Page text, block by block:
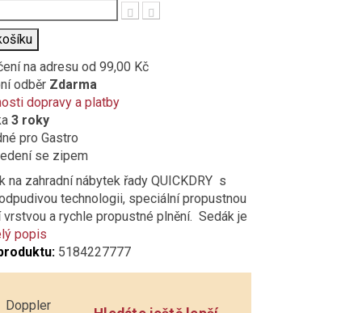
na adresu od 99,00 Kč
odběr Zdarma
dopravy a platby
3 roky
pro Gastro
se zipem
na zahradní nábytek řady QUICKDRY s
technologii, speciální propustnou
vrstvou a rychle propustné plnění. Sedák je
popis
5184227777